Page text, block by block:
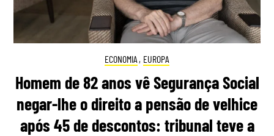
ECONOMIA , EUROPA
Homem de 82 anos vê Segurança Social
negar-lhe o direito a pensão de velhice
após 45 de descontos: tribunal teve a